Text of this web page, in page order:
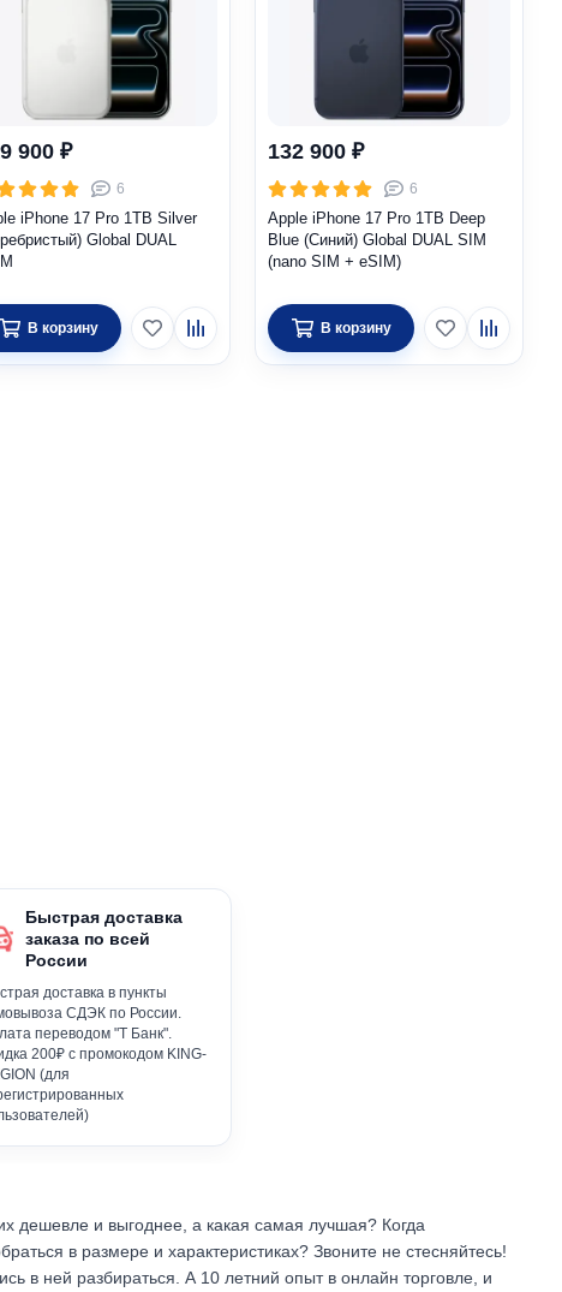
900 ₽
6
iPhone 17 Pro 1TB Silver
Global DUAL
В корзину
132 900 ₽
6
Apple iPhone 17 Pro 1TB Deep
Blue (Синий) Global DUAL SIM
(nano SIM + eSIM)
В корзину
Быстрая доставка
заказа по всей
России
доставка в пункты
СДЭК по России.
переводом "Т Банк".
200₽ с промокодом KING-
(для
дешевле и выгоднее, а какая самая лучшая? Когда
в размере и характеристиках? Звоните не стесняйтесь!
в ней разбираться. А 10 летний опыт в онлайн торговле, и